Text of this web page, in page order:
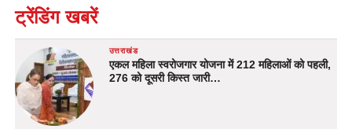
ट्रेंडिंग खबरें
उत्तराखंड
एकल महिला स्वरोजगार योजना में 212 महिलाओं को पहली,
276 को दूसरी किस्त जारी…